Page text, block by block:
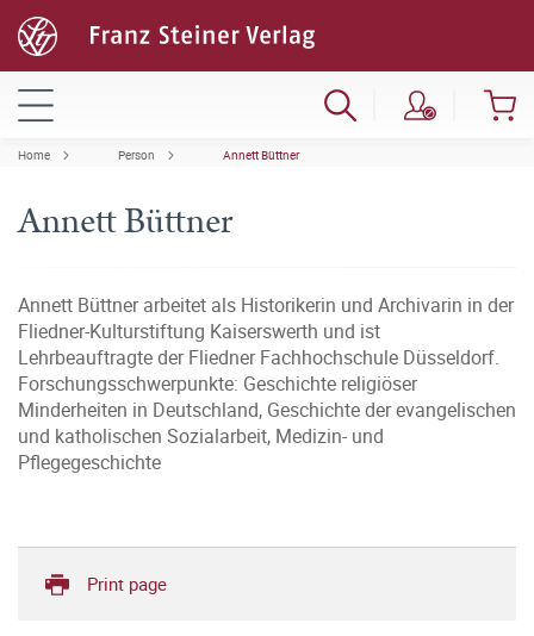
Home Person Annett Büttner
Annett Büttner
Annett Büttner arbeitet als Historikerin und Archivarin in der
Fliedner-Kulturstiftung Kaiserswerth und ist
Lehrbeauftragte der Fliedner Fachhochschule Düsseldorf.
Forschungsschwerpunkte: Geschichte religiöser
Minderheiten in Deutschland, Geschichte der evangelischen
und katholischen Sozialarbeit, Medizin- und
Pflegegeschichte
Print page